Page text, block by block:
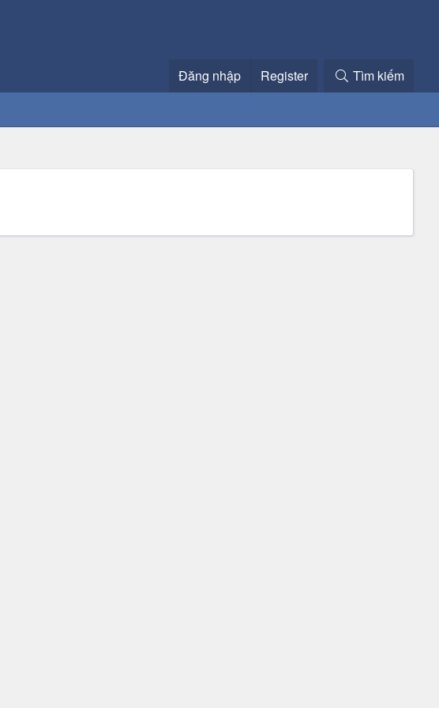
Đăng nhập Register Tìm kiếm